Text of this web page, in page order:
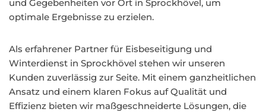
und Gegebenheiten vor Ort in Sprockhövel, um
optimale Ergebnisse zu erzielen.
Als erfahrener Partner für Eisbeseitigung und
Winterdienst in Sprockhövel stehen wir unseren
Kunden zuverlässig zur Seite. Mit einem ganzheitlichen
Ansatz und einem klaren Fokus auf Qualität und
Effizienz bieten wir maßgeschneiderte Lösungen, die